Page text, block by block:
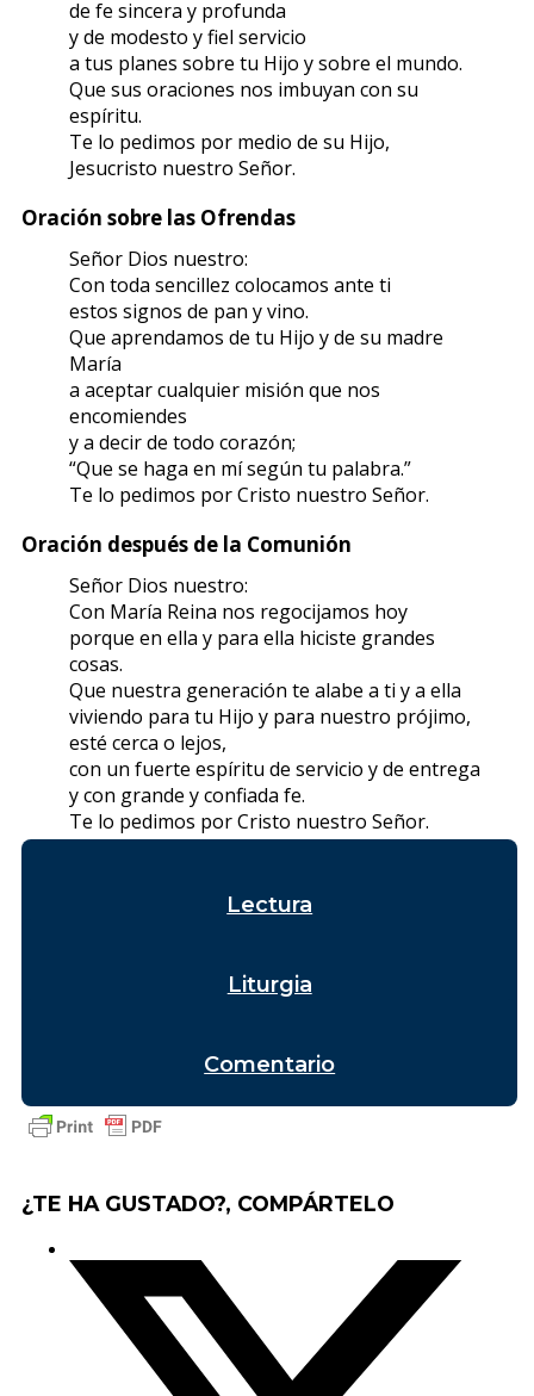
de fe sincera y profunda
y de modesto y fiel servicio
a tus planes sobre tu Hijo y sobre el mundo.
Que sus oraciones nos imbuyan con su
espíritu.
Te lo pedimos por medio de su Hijo,
Jesucristo nuestro Señor.
Oración sobre las Ofrendas
Señor Dios nuestro:
Con toda sencillez colocamos ante ti
estos signos de pan y vino.
Que aprendamos de tu Hijo y de su madre
María
a aceptar cualquier misión que nos
encomiendes
y a decir de todo corazón;
“Que se haga en mí según tu palabra.”
Te lo pedimos por Cristo nuestro Señor.
Oración después de la Comunión
Señor Dios nuestro:
Con María Reina nos regocijamos hoy
porque en ella y para ella hiciste grandes
cosas.
Que nuestra generación te alabe a ti y a ella
viviendo para tu Hijo y para nuestro prójimo,
esté cerca o lejos,
con un fuerte espíritu de servicio y de entrega
y con grande y confiada fe.
Te lo pedimos por Cristo nuestro Señor.
Lectura
Liturgia
Comentario
¿TE HA GUSTADO?, COMPÁRTELO